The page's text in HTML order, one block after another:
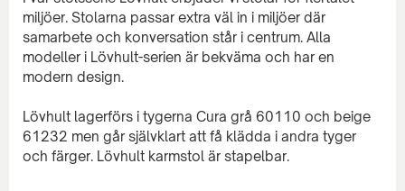
miljöer. Stolarna passar extra väl in i miljöer där
samarbete och konversation står i centrum. Alla
modeller i Lövhult-serien är bekväma och har en
modern design.
Lövhult lagerförs i tygerna Cura grå 60110 och beige
61232 men går självklart att få klädda i andra tyger